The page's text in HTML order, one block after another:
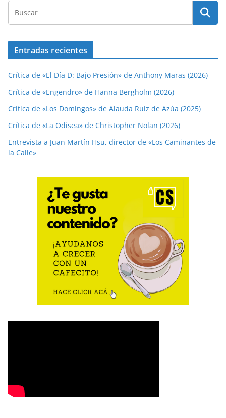
Entradas recientes
Crítica de «El Día D: Bajo Presión» de Anthony Maras (2026)
Crítica de «Engendro» de Hanna Bergholm (2026)
Crítica de «Los Domingos» de Alauda Ruiz de Azúa (2025)
Crítica de «La Odisea» de Christopher Nolan (2026)
Entrevista a Juan Martín Hsu, director de «Los Caminantes de
la Calle»